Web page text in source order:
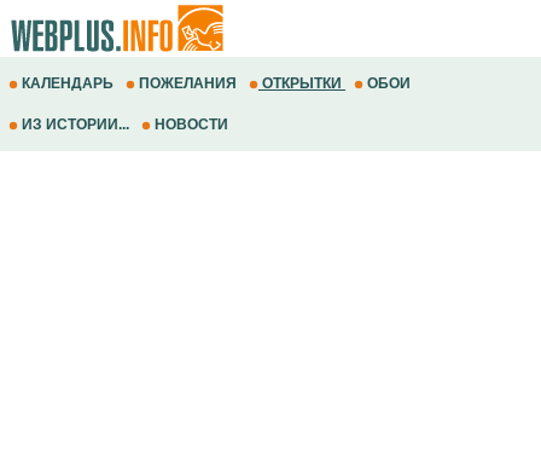
КАЛЕНДАРЬ ПОЖЕЛАНИЯ ОТКРЫТКИ ОБОИ
ИЗ ИСТОРИИ... НОВОСТИ